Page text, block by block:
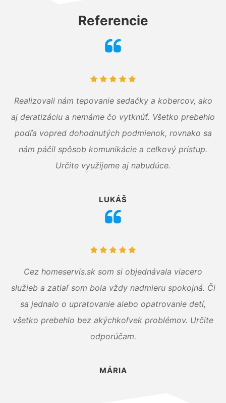
Referencie
Realizovali nám tepovanie sedačky a kobercov, ako
aj deratizáciu a nemáme čo vytknúť. Všetko prebehlo
podľa vopred dohodnutých podmienok, rovnako sa
nám páčil spôsob komunikácie a celkový prístup.
Určite využijeme aj nabudúce.
LUKÁŠ
Cez homeservis.sk som si objednávala viacero
služieb a zatiaľ som bola vždy nadmieru spokojná. Či
sa jednalo o upratovanie alebo opatrovanie detí,
všetko prebehlo bez akýchkoľvek problémov. Určite
odporúčam.
MÁRIA